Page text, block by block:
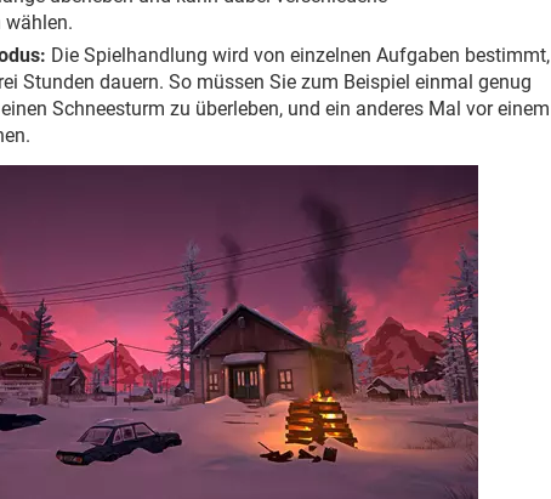
Die Spielhandlung wird von einzelnen Aufgaben bestimmt,
Stunden dauern. So müssen Sie zum Beispiel einmal genug
Schneesturm zu überleben, und ein anderes Mal vor einem